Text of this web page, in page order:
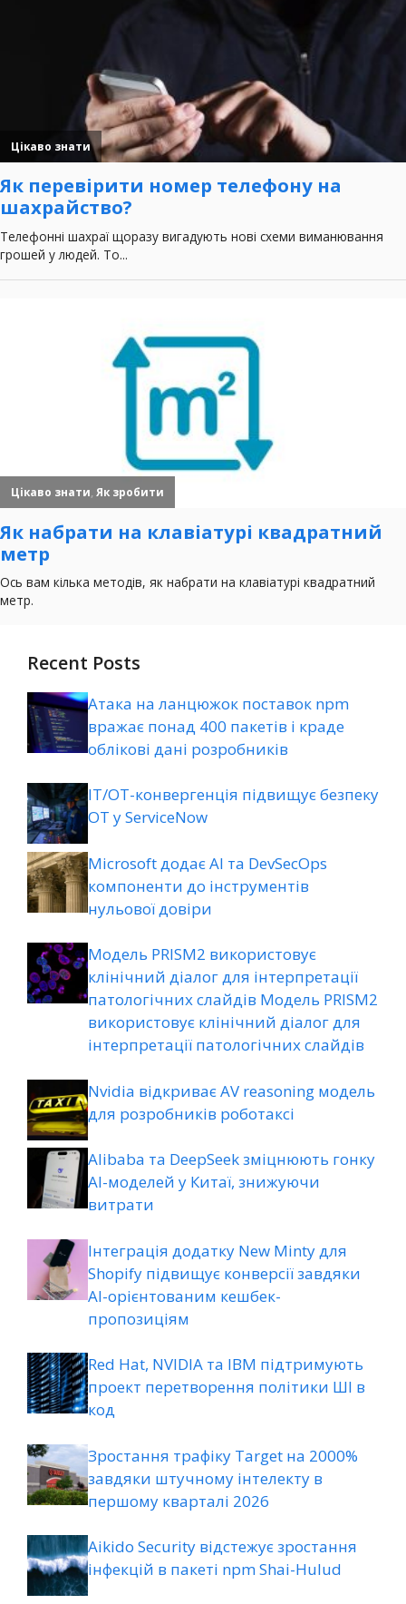
Recent Posts
Атака на ланцюжок поставок npm
вражає понад 400 пакетів і краде
облікові дані розробників
ІТ/ОТ-конвергенція підвищує безпеку
ОТ у ServiceNow
Microsoft додає AI та DevSecOps
компоненти до інструментів
нульової довіри
Модель PRISM2 використовує
клінічний діалог для інтерпретації
патологічних слайдів Модель PRISM2
використовує клінічний діалог для
інтерпретації патологічних слайдів
Nvidia відкриває AV reasoning модель
для розробників роботаксі
Alibaba та DeepSeek зміцнюють гонку
AI-моделей у Китаї, знижуючи
витрати
Інтеграція додатку New Minty для
Shopify підвищує конверсії завдяки
AI-орієнтованим кешбек-
пропозиціям
Red Hat, NVIDIA та IBM підтримують
проект перетворення політики ШІ в
код
Зростання трафіку Target на 2000%
завдяки штучному інтелекту в
першому кварталі 2026
Aikido Security відстежує зростання
інфекцій в пакеті npm Shai-Hulud